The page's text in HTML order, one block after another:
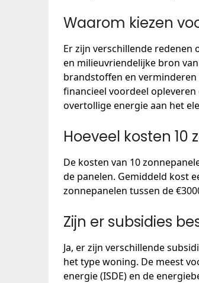
Waarom kiezen
Er zijn verschillende redenen
en milieuvriendelijke bron
brandstoffen en verminderen
financieel voordeel
overtollige energie aan het
Hoeveel kosten 10
De kosten van 10
de panelen. Gemiddeld kost
zonnepanelen tussen de
Zijn er subsidies
Ja, er zijn verschillende
het type woning. De meest
energie (ISDE) en de